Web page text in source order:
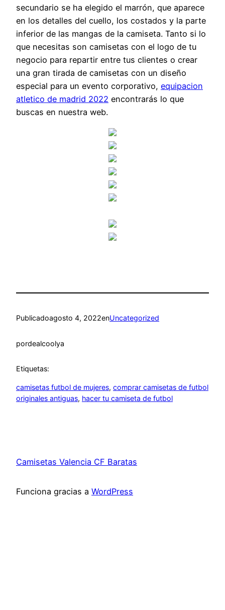
secundario se ha elegido el marrón, que aparece
en los detalles del cuello, los costados y la parte
inferior de las mangas de la camiseta. Tanto si lo
que necesitas son camisetas con el logo de tu
negocio para repartir entre tus clientes o crear
una gran tirada de camisetas con un diseño
especial para un evento corporativo, equipacion
atletico de madrid 2022 encontrarás lo que
buscas en nuestra web.
Publicadoagosto 4, 2022enUncategorized
pordealcoolya
Etiquetas:
camisetas futbol de mujeres, comprar camisetas de futbol
originales antiguas, hacer tu camiseta de futbol
Camisetas Valencia CF Baratas
Funciona gracias a WordPress